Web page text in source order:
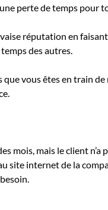
perte de temps pour
réputation en
des autres.
vous êtes en train
mois, mais le client
site internet de la